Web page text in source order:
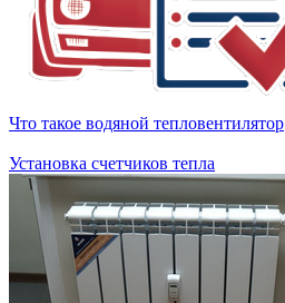
Что такое водяной тепловентилятор
Установка счетчиков тепла